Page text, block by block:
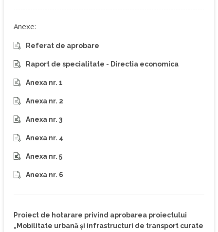
Anexe:
Referat de aprobare
Raport de specialitate - Directia economica
Anexa nr. 1
Anexa nr. 2
Anexa nr. 3
Anexa nr. 4
Anexa nr. 5
Anexa nr. 6
Proiect de hotarare privind aprobarea proiectului
„Mobilitate urbană și infrastructuri de transport curate